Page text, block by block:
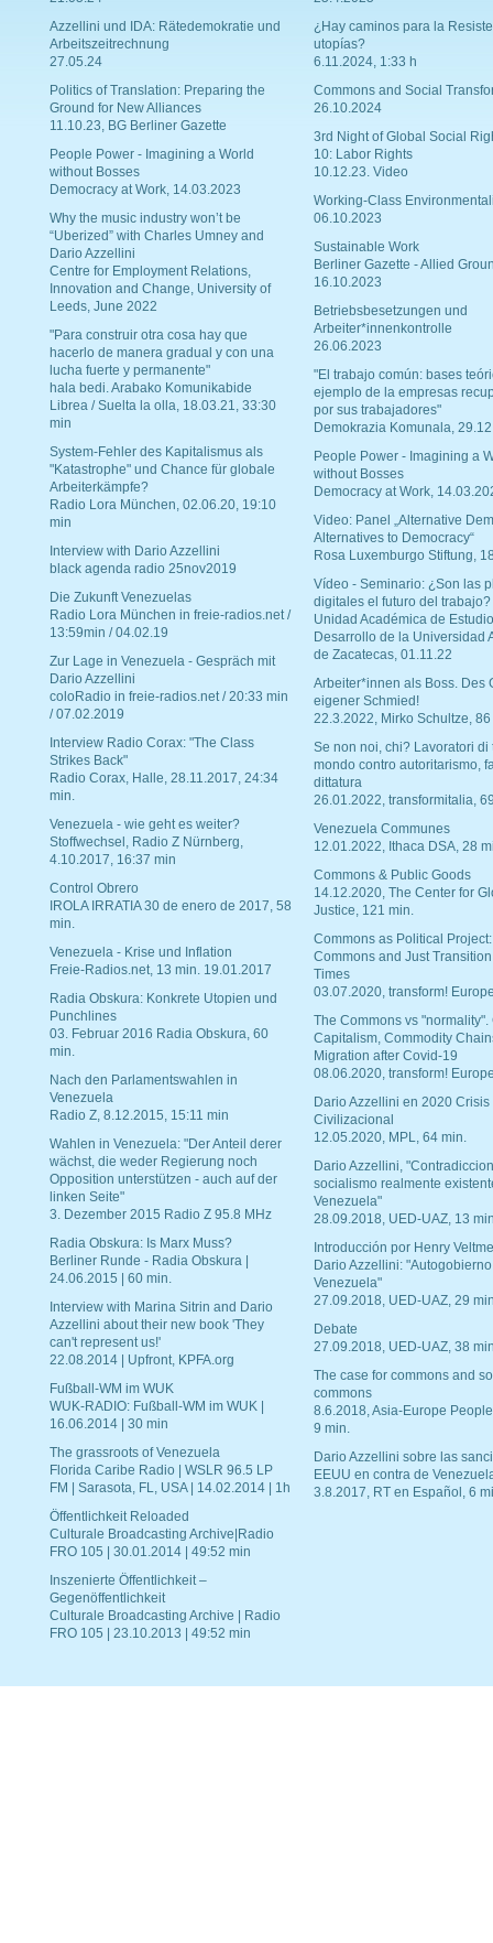
Azzellini und IDA: Rätedemokratie und
Arbeitszeitrechnung
27.05.24
Politics of Translation: Preparing the
Ground for New Alliances
11.10.23, BG Berliner Gazette
People Power - Imagining a World
without Bosses
Democracy at Work, 14.03.2023
Why the music industry won’t be
“Uberized” with Charles Umney and
Dario Azzellini
Centre for Employment Relations,
Innovation and Change, University of
Leeds, June 2022
"Para construir otra cosa hay que
hacerlo de manera gradual y con una
lucha fuerte y permanente"
hala bedi. Arabako Komunikabide
Librea / Suelta la olla, 18.03.21, 33:30
min
System-Fehler des Kapitalismus als
"Katastrophe" und Chance für globale
Arbeiterkämpfe?
Radio Lora München, 02.06.20, 19:10
min
Interview with Dario Azzellini
black agenda radio 25nov2019
Die Zukunft Venezuelas
Radio Lora München in freie-radios.net /
13:59min / 04.02.19
Zur Lage in Venezuela - Gespräch mit
Dario Azzellini
coloRadio in freie-radios.net / 20:33 min
/ 07.02.2019
Interview Radio Corax: "The Class
Strikes Back"
Radio Corax, Halle, 28.11.2017, 24:34
min.
Venezuela - wie geht es weiter?
Stoffwechsel, Radio Z Nürnberg,
4.10.2017, 16:37 min
Control Obrero
IROLA IRRATIA 30 de enero de 2017, 58
min.
Venezuela - Krise und Inflation
Freie-Radios.net, 13 min. 19.01.2017
Radia Obskura: Konkrete Utopien und
Punchlines
03. Februar 2016 Radia Obskura, 60
min.
Nach den Parlamentswahlen in
Venezuela
Radio Z, 8.12.2015, 15:11 min
Wahlen in Venezuela: "Der Anteil derer
wächst, die weder Regierung noch
Opposition unterstützen - auch auf der
linken Seite"
3. Dezember 2015 Radio Z 95.8 MHz
Radia Obskura: Is Marx Muss?
Berliner Runde - Radia Obskura |
24.06.2015 | 60 min.
Interview with Marina Sitrin and Dario
Azzellini about their new book 'They
can't represent us!'
22.08.2014 | Upfront, KPFA.org
Fußball-WM im WUK
WUK-RADIO: Fußball-WM im WUK |
16.06.2014 | 30 min
The grassroots of Venezuela
Florida Caribe Radio | WSLR 96.5 LP
FM | Sarasota, FL, USA | 14.02.2014 | 1h
Öffentlichkeit Reloaded
Culturale Broadcasting Archive|Radio
FRO 105 | 30.01.2014 | 49:52 min
Inszenierte Öffentlichkeit –
Gegenöffentlichkeit
Culturale Broadcasting Archive | Radio
FRO 105 | 23.10.2013 | 49:52 min
¿Hay caminos para la
utopías?
6.11.2024, 1:33 h
Commons and Social
26.10.2024
3rd Night of Global Social
10: Labor Rights
10.12.23. Video
Working-Class
06.10.2023
Sustainable Work
Berliner Gazette - Allied
16.10.2023
Betriebsbesetzungen und
Arbeiter*innenkontrolle
26.06.2023
"El trabajo común: bases
ejemplo de la empresas
por sus trabajadores"
Demokrazia Komunala,
People Power - Imagining a
without Bosses
Democracy at Work,
Video: Panel „Alternative
Alternatives to Democracy“
Rosa Luxemburgo Stiftung,
Vídeo - Seminario: ¿Son las
digitales el futuro del trabajo?
Unidad Académica de
Desarrollo de la Universidad
de Zacatecas, 01.11.22
Arbeiter*innen als Boss. Des
eigener Schmied!
22.3.2022, Mirko Schultze, 86
Se non noi, chi? Lavoratori di
mondo contro autoritarismo,
dittatura
26.01.2022, transformitalia,
Venezuela Communes
12.01.2022, Ithaca DSA, 28
Commons & Public Goods
14.12.2020, The Center for
Justice, 121 min.
Commons as Political Project:
Commons and Just
Times
03.07.2020, transform!
The Commons vs "normality".
Capitalism, Commodity
Migration after Covid-19
08.06.2020, transform!
Dario Azzellini en 2020 Crisis
Civilizacional
12.05.2020, MPL, 64 min.
Dario Azzellini,
socialismo realmente
Venezuela"
28.09.2018, UED-UAZ, 13
Introducción por Henry
Dario Azzellini:
Venezuela"
27.09.2018, UED-UAZ, 29
Debate
27.09.2018, UED-UAZ, 38
The case for commons and
commons
8.6.2018, Asia-Europe
9 min.
Dario Azzellini sobre las
EEUU en contra de
3.8.2017, RT en Español, 6